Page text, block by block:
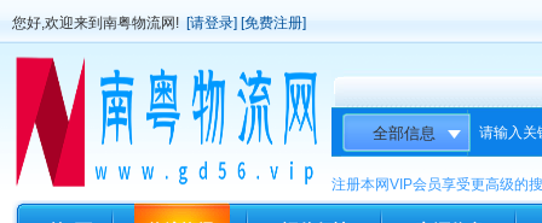
您好,欢迎来到南粤物流网! [请登录] [免费注册]
请输入关
注册本网VIP会员享受更高级的